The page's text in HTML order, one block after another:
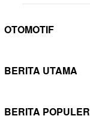
OTOMOTIF
BERITA UTAMA
BERITA POPULER